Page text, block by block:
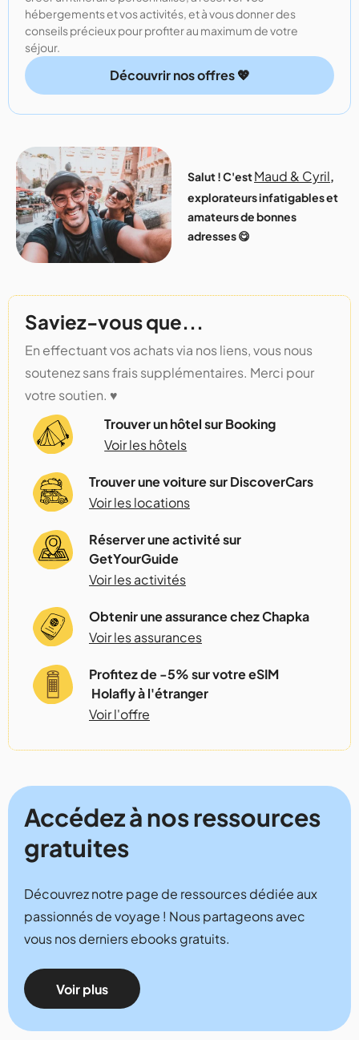
hébergements et vos activités, et à vous donner des
conseils précieux pour profiter au maximum de votre
séjour.
Découvrir nos offres 💖
Salut ! C'estMaud & Cyril,
explorateurs infatigables et
amateurs de bonnes
adresses 😋
Saviez-vous que...
En effectuant vos achats via nos liens, vous nous
soutenez sans frais supplémentaires. Merci pour
votre soutien. ♥️
Trouver un hôtel sur Booking
Voir les hôtels
Trouver une voiture sur DiscoverCars
Voir les locations
Réserver une activité sur
GetYourGuide
Voir les activités
Obtenir une assurance chez Chapka
Voir les assurances
Profitez de -5% sur votre eSIM
Holafly à l'étranger
Voir l'offre
Accédez à nos ressources
gratuites
Découvrez notre page de ressources dédiée aux
passionnés de voyage ! Nous partageons avec
vous nos derniers ebooks gratuits.
Voir plus